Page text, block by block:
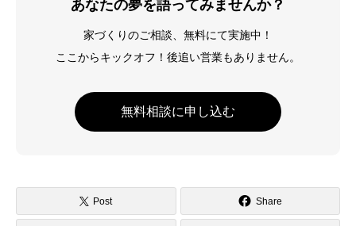
あなたの夢を語ってみませんか？
家づくりのご相談、無料にて実施中！
ここからキックオフ！後追い営業もありません。
無料相談に申し込む
Post Share